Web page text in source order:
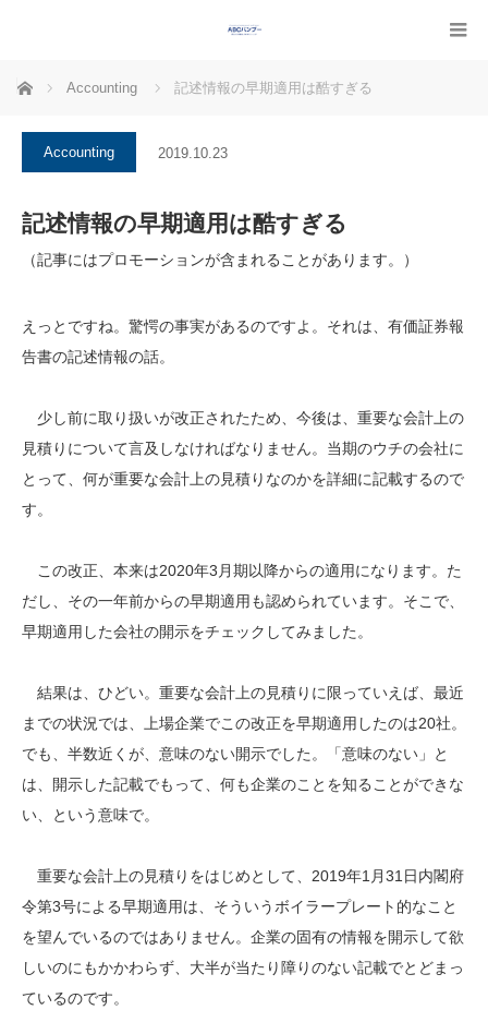
ホーム Accounting 記述情報の早期適用は酷すぎる
Accounting 2019.10.23
記述情報の早期適用は酷すぎる
（記事にはプロモーションが含まれることがあります。）
えっとですね。驚愕の事実があるのですよ。それは、有価証券報
告書の記述情報の話。
少し前に取り扱いが改正されたため、今後は、重要な会計上の
見積りについて言及しなければなりません。当期のウチの会社に
とって、何が重要な会計上の見積りなのかを詳細に記載するので
す。
この改正、本来は2020年3月期以降からの適用になります。た
だし、その一年前からの早期適用も認められています。そこで、
早期適用した会社の開示をチェックしてみました。
結果は、ひどい。重要な会計上の見積りに限っていえば、最近
までの状況では、上場企業でこの改正を早期適用したのは20社。
でも、半数近くが、意味のない開示でした。「意味のない」と
は、開示した記載でもって、何も企業のことを知ることができな
い、という意味で。
重要な会計上の見積りをはじめとして、2019年1月31日内閣府
令第3号による早期適用は、そういうボイラープレート的なこと
を望んでいるのではありません。企業の固有の情報を開示して欲
しいのにもかかわらず、大半が当たり障りのない記載でとどまっ
ているのです。